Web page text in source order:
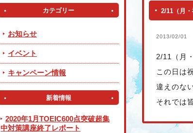
2/11（月・
2013/02/01
2/11（月
この日は
違えのな
それでは
カテゴリー
お知らせ
イベント
キャンペーン情報
新着情報
2020年1月TOEIC600点突破超集
中対策講座終了レポート